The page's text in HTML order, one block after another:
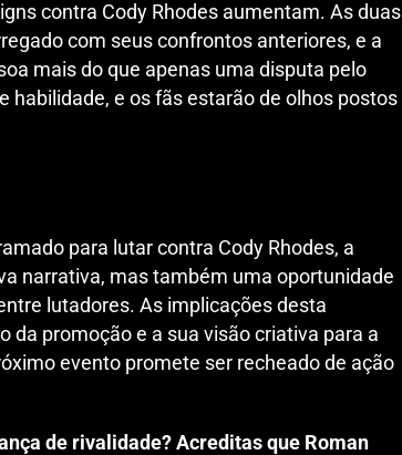
contra Cody Rhodes aumentam. As duas
com seus confrontos anteriores, e a
mais do que apenas uma disputa pelo
habilidade, e os fãs estarão de olhos postos
para lutar contra Cody Rhodes, a
narrativa, mas também uma oportunidade
lutadores. As implicações desta
da promoção e a sua visão criativa para a
evento promete ser recheado de ação
de rivalidade? Acreditas que Roman